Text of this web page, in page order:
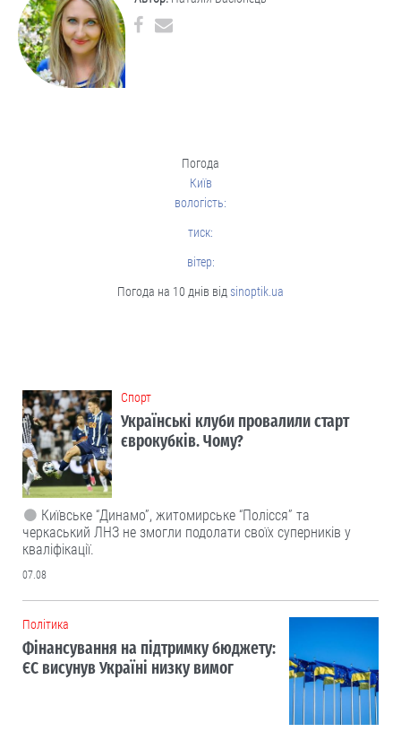
Погода
Київ
вологість:
тиск:
вітер:
Погода на 10 днів від sinoptik.ua
Cпорт
Українські клуби провалили старт
єврокубків. Чому?
Київське “Динамо”, житомирське “Полісся” та
черкаський ЛНЗ не змогли подолати своїх суперників у
кваліфікації.
07.08
Політика
Фінансування на підтримку бюджету:
ЄС висунув Україні низку вимог